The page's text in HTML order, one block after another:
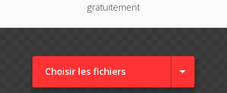
gratuitement
Choisir les fichiers